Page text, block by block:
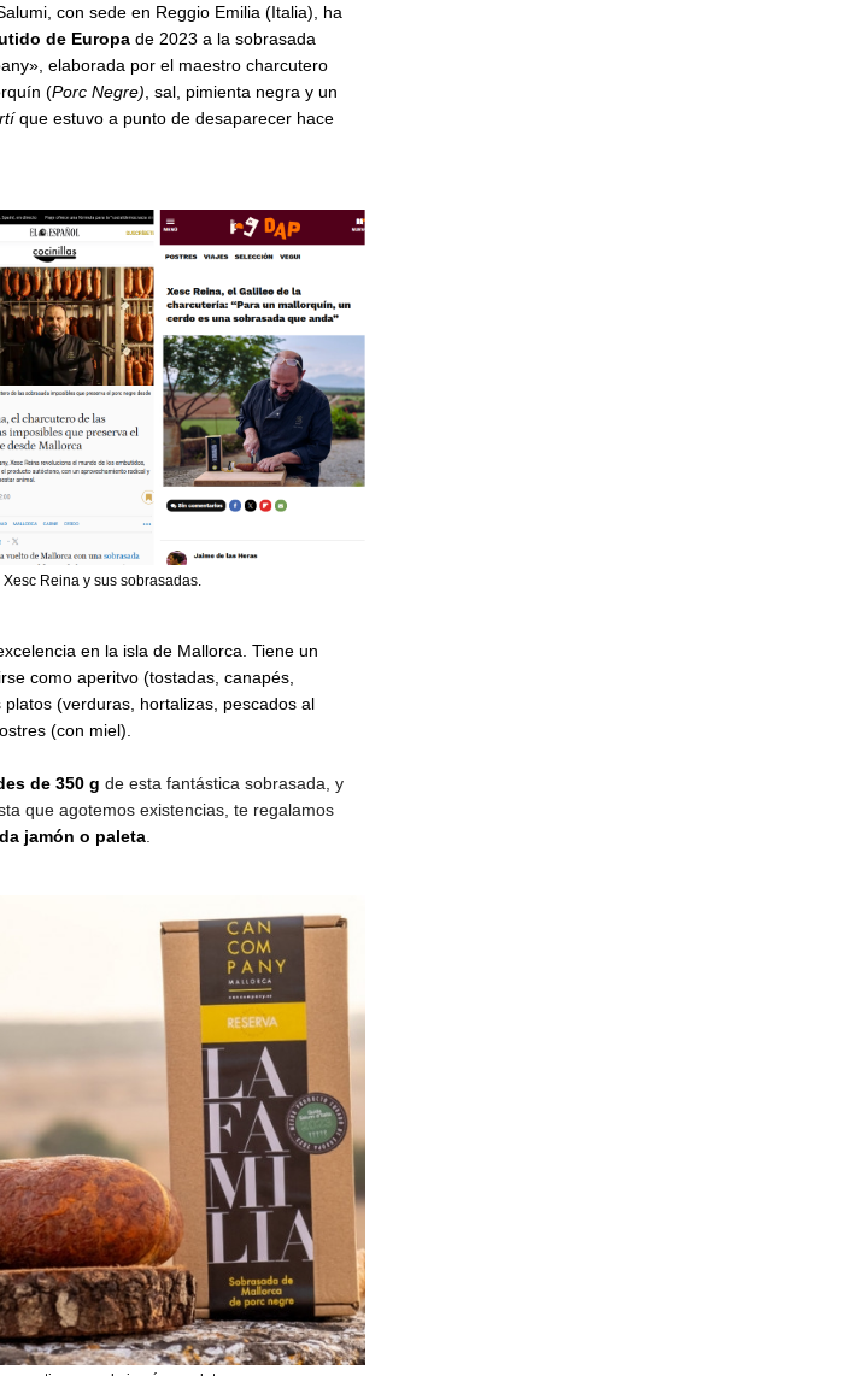
con sede en Reggio Emilia (Italia), ha
de Europa de 2023 a la sobrasada
elaborada por el maestro charcutero
(Porc Negre) , sal, pimienta negra y un
que estuvo a punto de desaparecer hace
Reina y sus sobrasadas.
en la isla de Mallorca. Tiene un
como aperitvo (tostadas, canapés,
(verduras, hortalizas, pescados al
(con miel).
de 350 g de esta fantástica sobrasada, y
que agotemos existencias, te regalamos
jamón o paleta